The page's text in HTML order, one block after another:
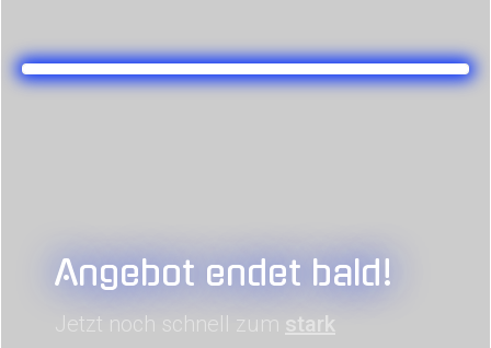
Angebot endet bald!
Jetzt noch schnell zum stark